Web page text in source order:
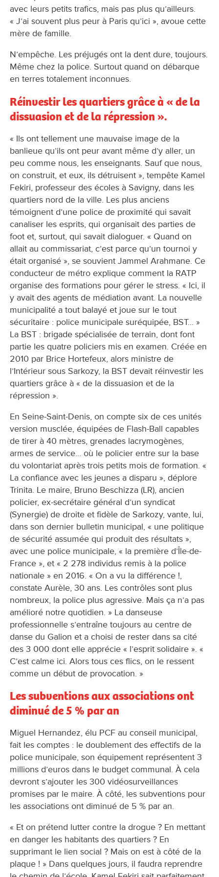
avec leurs petits trafics, mais pas plus qu’ailleurs.
« J’ai souvent plus peur à Paris qu’ici », avoue cette
mère de famille.
N’empêche. Les préjugés ont la dent dure, toujours.
Même chez la police. Surtout quand on débarque
en terres totalement inconnues.
Réinvestir les quartiers grâce à « de la
dissuasion et de la répression ».
« Ils ont tellement une mauvaise image de la
banlieue qu’ils ont peur avant même d’y aller, un
peu comme nous, les enseignants. Sauf que nous,
on construit, et eux, ils détruisent », tempête Kamel
Fekiri, professeur des écoles à Savigny, dans les
quartiers nord de la ville. Les plus anciens
témoignent d’une police de proximité qui savait
canaliser les esprits, qui organisait des parties de
foot et, surtout, qui savait dialoguer. « Quand on
allait au commissariat, c’est parce qu’un tournoi y
était organisé », se souvient Jammel Arahmane. Ce
conducteur de métro explique comment la RATP
organise des formations pour gérer le stress. « Ici, il
y avait des agents de médiation avant. La nouvelle
municipalité a tout balayé et joue sur le tout
sécuritaire : police municipale suréquipée, BST... »
La BST : brigade spécialisée de terrain, dont font
partie les quatre policiers mis en examen. Créée en
2010 par Brice Hortefeux, alors ministre de
l’Intérieur sous Sarkozy, la BST devait réinvestir les
quartiers grâce à « de la dissuasion et de la
répression ».
En Seine-Saint-Denis, on compte six de ces unités
version musclée, équipées de Flash-Ball capables
de tirer à 40 mètres, grenades lacrymogènes,
armes de service... où le policier entre sur la base
du volontariat après trois petits mois de formation. «
La confiance avec les jeunes a disparu », déplore
Trinita. Le maire, Bruno Beschizza (LR), ancien
policier, ex-secrétaire général d’un syndicat
(Synergie) de droite et fidèle de Sarkozy, vante, lui,
dans son dernier bulletin municipal, « une politique
de sécurité assumée qui produit des résultats »,
avec une police municipale, « la première d’Île-de-
France », et « 2 278 individus remis à la police
nationale » en 2016. « On a vu la différence !,
constate Aurèle, 30 ans. Les contrôles sont plus
nombreux, la police plus agressive. Mais ça n’a pas
amélioré notre quotidien. » La danseuse
professionnelle s’entraîne toujours au centre de
danse du Galion et a choisi de rester dans sa cité
des 3 000 dont elle apprécie « l’esprit solidaire ». «
C’est calme ici. Alors tous ces flics, on le ressent
comme un début de provocation. »
Les subventions aux associations ont
diminué de 5 % par an
Miguel Hernandez, élu PCF au conseil municipal,
fait les comptes : le doublement des effectifs de la
police municipale, son équipement représentent 3
millions d’euros dans le budget communal. À cela
devront s’ajouter les 300 vidéosurveillances
promises par le maire. À côté, les subventions pour
les associations ont diminué de 5 % par an.
« Et on prétend lutter contre la drogue ? En mettant
en danger les habitants des quartiers ? En
supprimant le lien social ? Mais on est à côté de la
plaque ! » Dans quelques jours, il faudra reprendre